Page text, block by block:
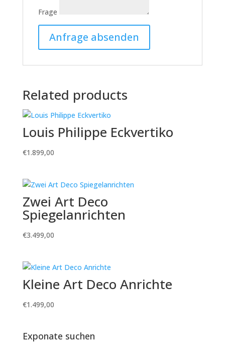
Frage
Related products
Louis Philippe Eckvertiko
€1.899,00
Zwei Art Deco
Spiegelanrichten
€3.499,00
Kleine Art Deco Anrichte
€1.499,00
Exponate suchen